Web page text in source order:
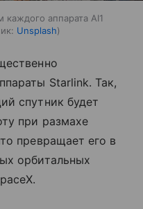
аппарата AI1
Unsplash
Starlink. Так,
спутник будет
при размахе
превращает его в
орбитальных